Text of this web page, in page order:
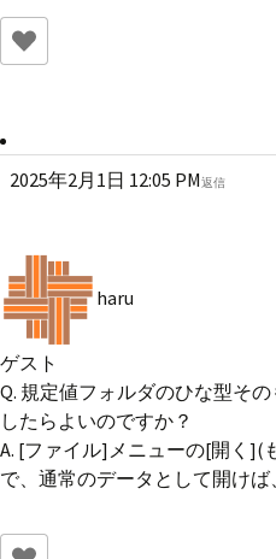
2025年2月1日 12:05 PM返信
haru
ゲスト
Q. 規定値フォルダのひな型そ
したらよいのですか？
A. [ファイル]メニューの[開く](
で、通常のデータとして開けば